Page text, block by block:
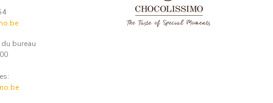
bureau